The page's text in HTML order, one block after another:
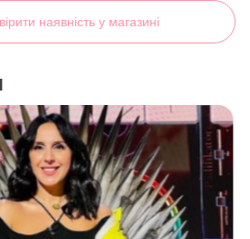
наявність у магазині
Gepur